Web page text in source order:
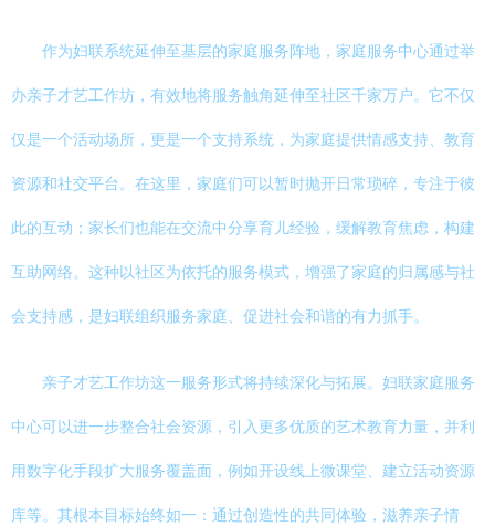
作为妇联系统延伸至基层的家庭服务阵地，家庭服务中心通过举
办亲子才艺工作坊，有效地将服务触角延伸至社区千家万户。它不仅
仅是一个活动场所，更是一个支持系统，为家庭提供情感支持、教育
资源和社交平台。在这里，家庭们可以暂时抛开日常琐碎，专注于彼
此的互动；家长们也能在交流中分享育儿经验，缓解教育焦虑，构建
互助网络。这种以社区为依托的服务模式，增强了家庭的归属感与社
会支持感，是妇联组织服务家庭、促进社会和谐的有力抓手。
亲子才艺工作坊这一服务形式将持续深化与拓展。妇联家庭服务
中心可以进一步整合社会资源，引入更多优质的艺术教育力量，并利
用数字化手段扩大服务覆盖面，例如开设线上微课堂、建立活动资源
库等。其根本目标始终如一：通过创造性的共同体验，滋养亲子情